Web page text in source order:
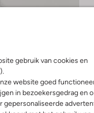
gebruik van cookies en
website goed
in bezoekersgedrag en
gepersonaliseerde